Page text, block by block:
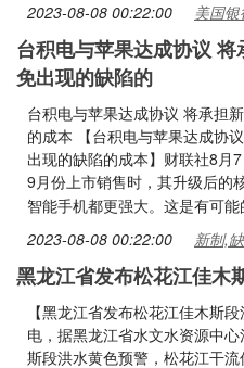
2023-08-08 00:22:00 美国
台积电与苹果达成协议
免出现的缺陷的
台积电与苹果达成协议 将承担
的成本 【台积电与苹果达成协
出现的缺陷的成本】财联社8月
9月份上市销售时，其升级后的
智能手机都更强大。这是有可能
2023-08-08 00:22:00 新制,
黑龙江省发布松花江佳木
【黑龙江省发布松花江佳木斯
电，据黑龙江省水文水资源中
斯段洪水黄色预警，松花江干